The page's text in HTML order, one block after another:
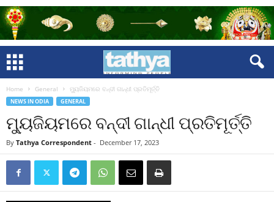
Home General ମ୍ୟୁଜିୟମରେ ବନ୍ଦୀ ଗାନ୍ଧୀ ପ୍ରତିମୂର୍ତ୍ତି
NEWS IN ODIA GENERAL
ମ୍ୟୁଜିୟମରେ ବନ୍ଦୀ ଗାନ୍ଧୀ ପ୍ରତିମୂର୍ତ୍ତି
By Tathya Correspondent - December 17, 2023